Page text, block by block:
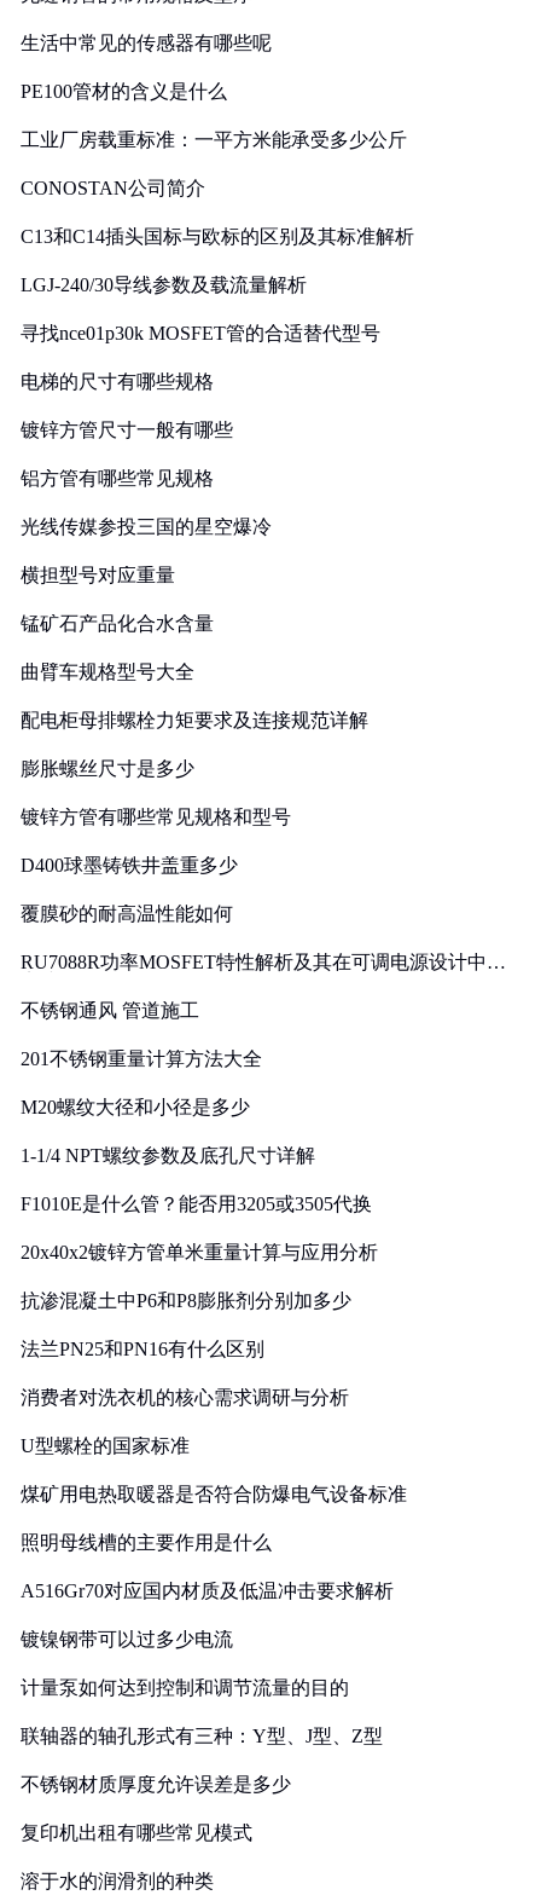
生活中常见的传感器有哪些呢
PE100管材的含义是什么
工业厂房载重标准：一平方米能承受多少公斤
CONOSTAN公司简介
C13和C14插头国标与欧标的区别及其标准解析
LGJ-240/30导线参数及载流量解析
寻找nce01p30k MOSFET管的合适替代型号
电梯的尺寸有哪些规格
镀锌方管尺寸一般有哪些
铝方管有哪些常见规格
光线传媒参投三国的星空爆冷
横担型号对应重量
锰矿石产品化合水含量
曲臂车规格型号大全
配电柜母排螺栓力矩要求及连接规范详解
膨胀螺丝尺寸是多少
镀锌方管有哪些常见规格和型号
D400球墨铸铁井盖重多少
覆膜砂的耐高温性能如何
RU7088R功率MOSFET特性解析及其在可调电源设计中的
不锈钢通风 管道施工
201不锈钢重量计算方法大全
M20螺纹大径和小径是多少
1-1/4 NPT螺纹参数及底孔尺寸详解
F1010E是什么管？能否用3205或3505代换
20x40x2镀锌方管单米重量计算与应用分析
抗渗混凝土中P6和P8膨胀剂分别加多少
法兰PN25和PN16有什么区别
消费者对洗衣机的核心需求调研与分析
U型螺栓的国家标准
煤矿用电热取暖器是否符合防爆电气设备标准
照明母线槽的主要作用是什么
A516Gr70对应国内材质及低温冲击要求解析
镀镍钢带可以过多少电流
计量泵如何达到控制和调节流量的目的
联轴器的轴孔形式有三种：Y型、J型、Z型
不锈钢材质厚度允许误差是多少
复印机出租有哪些常见模式
溶于水的润滑剂的种类